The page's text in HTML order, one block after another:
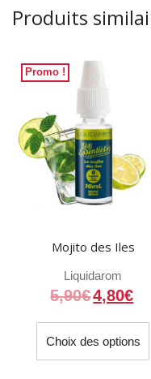
Produits
Promo !
Mojito des Iles
Liquidarom
5,90€4,80€
Choix des options
a